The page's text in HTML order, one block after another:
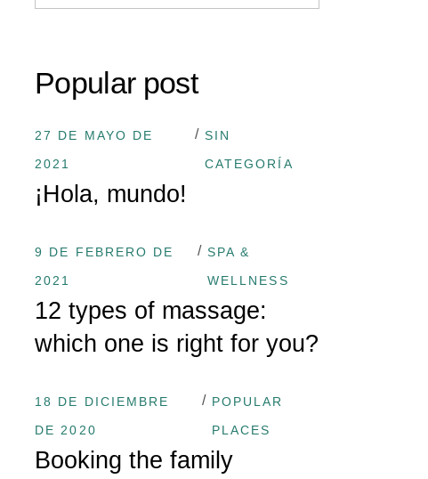
Popular post
27 DE MAYO DE
2021
SIN
CATEGORÍA
¡Hola, mundo!
9 DE FEBRERO DE
2021
SPA &
WELLNESS
12 types of massage:
which one is right for you?
18 DE DICIEMBRE
DE 2020
POPULAR
PLACES
Booking the family